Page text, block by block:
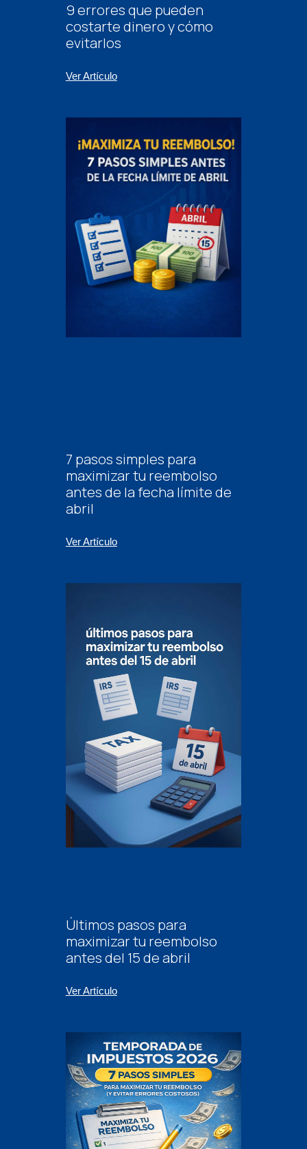
9 errores que pueden
costarte dinero y cómo
evitarlos
Ver Artículo
7 pasos simples para
maximizar tu reembolso
antes de la fecha límite de
abril
Ver Artículo
Últimos pasos para
maximizar tu reembolso
antes del 15 de abril
Ver Artículo